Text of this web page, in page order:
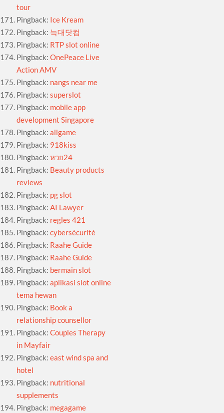
tour
Pingback: Ice Kream
Pingback: 늑대닷컴
Pingback: RTP slot online
Pingback:OnePeace Live
Action AMV
Pingback: nangs near me
Pingback:superslot
Pingback: mobile app
development Singapore
Pingback:allgame
Pingback: 918kiss
Pingback:หวย24
Pingback: Beauty products
reviews
Pingback: pg slot
Pingback:AI Lawyer
Pingback: regles 421
Pingback:cybersécurité
Pingback: Raahe Guide
Pingback: Raahe Guide
Pingback: bermain slot
Pingback:aplikasi slot online
tema hewan
Pingback: Book a
relationship counsellor
Pingback:Couples Therapy
in Mayfair
Pingback:east wind spa and
hotel
Pingback: nutritional
supplements
Pingback: megagame